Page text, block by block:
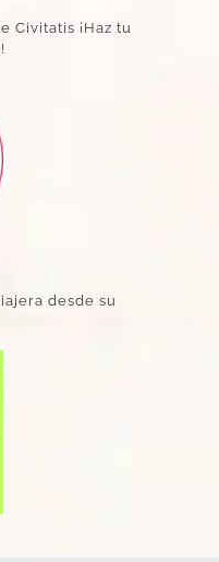
Civitatis ¡Haz tu
desde su